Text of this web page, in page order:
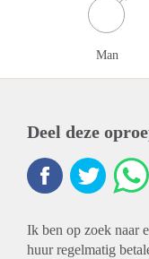
Man
Deel deze
Ik ben op zoek naar
huur regelmatig